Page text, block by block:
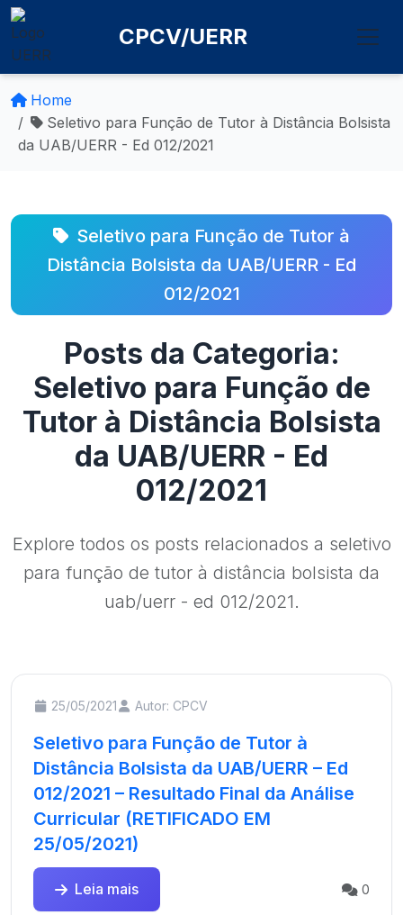
CPCV/UERR
Home
Seletivo para Função de Tutor à Distância Bolsista
da UAB/UERR - Ed 012/2021
Seletivo para Função de Tutor à
Distância Bolsista da UAB/UERR - Ed
012/2021
Posts da Categoria:
Seletivo para Função de
Tutor à Distância Bolsista
da UAB/UERR - Ed
012/2021
Explore todos os posts relacionados a seletivo
para função de tutor à distância bolsista da
uab/uerr - ed 012/2021.
25/05/2021 Autor: CPCV
Seletivo para Função de Tutor à
Distância Bolsista da UAB/UERR – Ed
012/2021 – Resultado Final da Análise
Curricular (RETIFICADO EM
25/05/2021)
Leia mais 0